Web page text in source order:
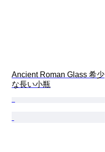
Ancient Roman Glass 希少
な長い小瓶